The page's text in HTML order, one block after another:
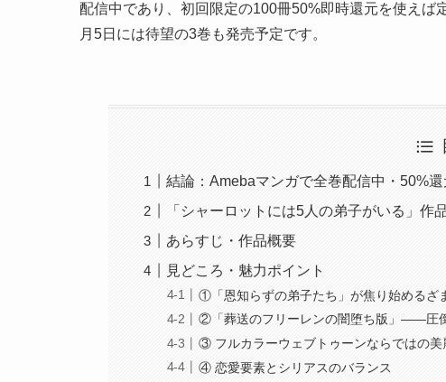
配信中であり、初回限定の100冊50%即時還元を使え
月5日には待望の3巻も発売予定です。
結論：Amebaマンガで全巻配信中・50%
「シャーロットには5人の弟子がいる」作
あらすじ・作品概要
見どころ・魅力ポイント
①「恩知らずの弟子たち」が焦り始めるざ
②「葬送のフリーレンの闇堕ち版」——圧
③ フルカラーウェブトゥーンならではの美
④ 恋愛要素とシリアスのバランス